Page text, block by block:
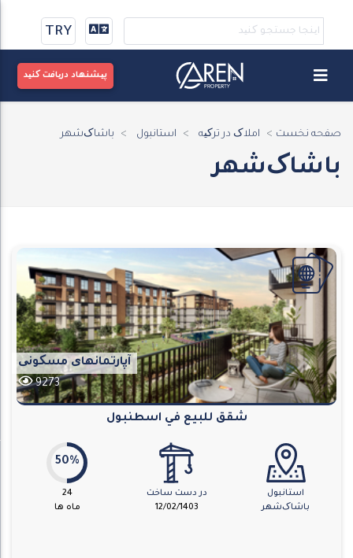
TRY
پیشنهاد دریافت کنید
صفحه نخست املاک در ترکیه استانبول باشاک‌شهر
باشاک‌شهر
آپارتمانهای مسکونی
9273
شقق للبيع في اسطنبول
استانبول
باشاک‌شهر
در دست ساخت
12/02/1403
50%
24
ماه ها